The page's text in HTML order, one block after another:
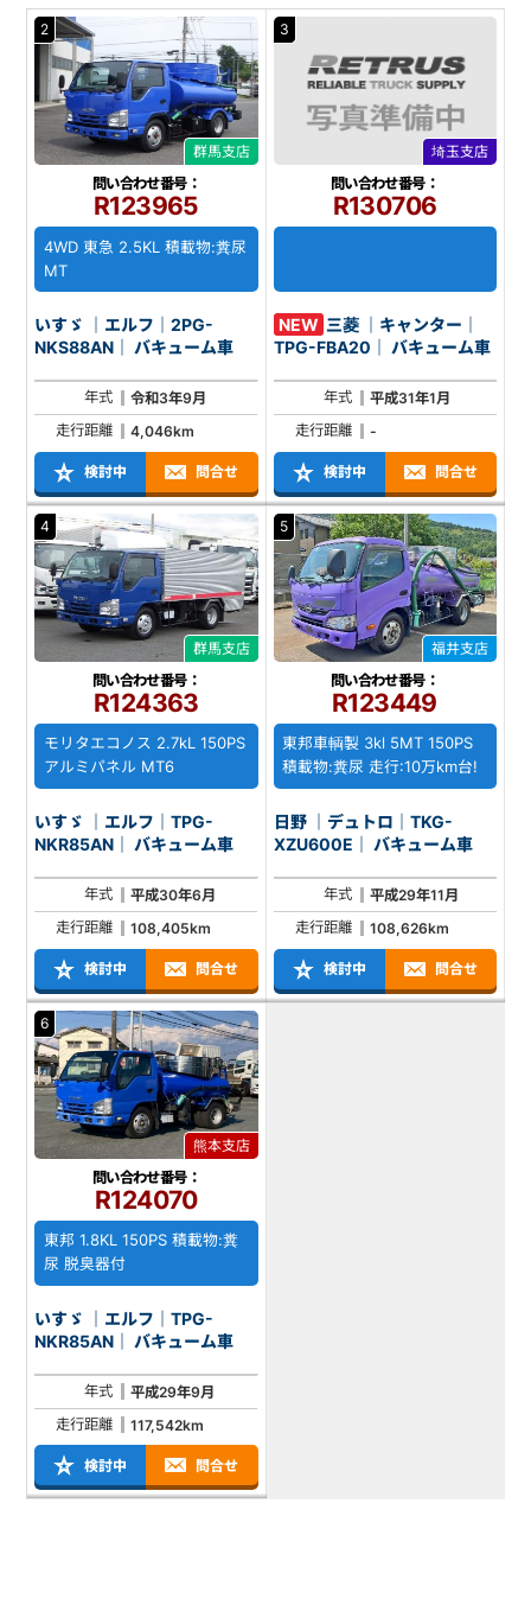
2
群馬支店
問い合わせ番号：
R123965
4WD 東急 2.5KL 積載物:糞尿
MT
いすゞ ｜エルフ｜2PG-
NKS88AN｜ バキューム車
年式
令和3年9月
走行距離
4,046km
検討中 問合せ
3
埼玉支店
問い合わせ番号：
R130706
NEW 三菱 ｜キャンター｜
TPG-FBA20｜ バキューム車
年式
平成31年1月
走行距離
-
検討中 問合せ
4
群馬支店
問い合わせ番号：
R124363
モリタエコノス 2.7kL 150PS
アルミパネル MT6
いすゞ ｜エルフ｜TPG-
NKR85AN｜ バキューム車
年式
平成30年6月
走行距離
108,405km
検討中 問合せ
5
福井支店
問い合わせ番号：
R123449
東邦車輌製 3kl 5MT 150PS
積載物:糞尿 走行:10万km台!
日野 ｜デュトロ｜TKG-
XZU600E｜ バキューム車
年式
平成29年11月
走行距離
108,626km
検討中 問合せ
6
熊本支店
問い合わせ番号：
R124070
東邦 1.8KL 150PS 積載物:糞
尿 脱臭器付
いすゞ ｜エルフ｜TPG-
NKR85AN｜ バキューム車
年式
平成29年9月
走行距離
117,542km
検討中 問合せ